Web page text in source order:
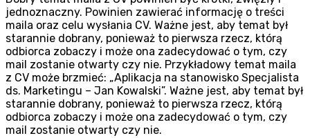
jednoznaczny. Powinien zawierać informację o treści
maila oraz celu wysłania CV. Ważne jest, aby temat był
starannie dobrany, ponieważ to pierwsza rzecz, którą
odbiorca zobaczy i może ona zadecydować o tym, czy
mail zostanie otwarty czy nie. Przykładowy temat maila
z CV może brzmieć: „Aplikacja na stanowisko Specjalista
ds. Marketingu – Jan Kowalski”. Ważne jest, aby temat był
starannie dobrany, ponieważ to pierwsza rzecz, którą
odbiorca zobaczy i może ona zadecydować o tym, czy
mail zostanie otwarty czy nie.